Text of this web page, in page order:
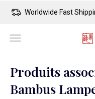
Safe Payment
Produits
Bambus